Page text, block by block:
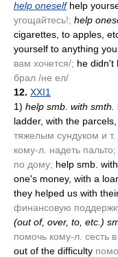
help oneselfhelp
угощайтесь!; help
cigarettes, to apples,
yourself to anything
вам хочется/; he didn't
брал /не ел/
12. XXI1
1) help smb. with smth.
ladder, with the
тяжелым сундуком и т.
кому-л. надеть пальто;
по дому; help smb.
one's money, with a
they helped us with
финансовую
(out of, over, to, etc.)
помочь кому-л. сесть
out of the difficulty